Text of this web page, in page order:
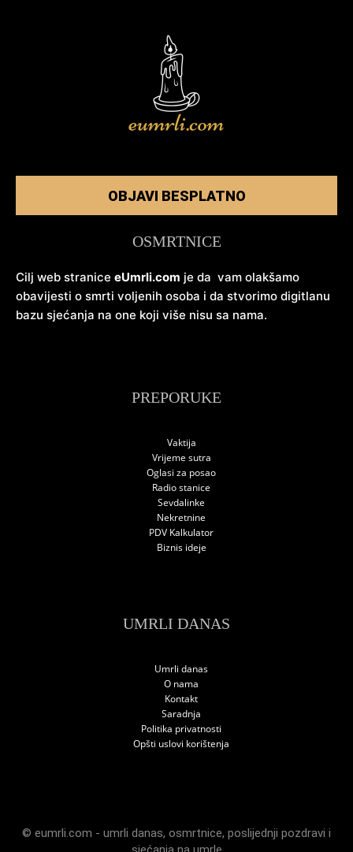
OBJAVI BESPLATNO
OSMRTNICE
Cilj web stranice eUmrli.com je da vam olakšamo
obavijesti o smrti voljenih osoba i da stvorimo digitlanu
bazu sjećanja na one koji više nisu sa nama.
PREPORUKE
Vaktija
Vrijeme sutra
Oglasi za posao
Radio stanice
Sevdalinke
Nekretnine
PDV Kalkulator
Biznis ideje
UMRLI DANAS
Umrli danas
O nama
Kontakt
Saradnja
Politika privatnosti
Opšti uslovi korištenja
© eumrli.com - umrli danas, osmrtnice, poslijednji pozdravi i